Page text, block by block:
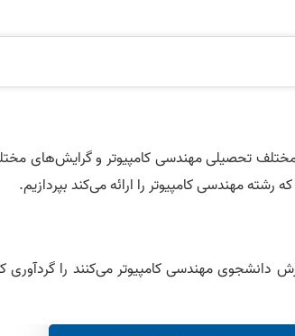
تحصیلی مهندسی کامپیوتر و گرایش‌های
دانشجوی مهندسی کامپیوتر می‌کنند را گردآوری